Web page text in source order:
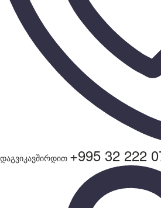
დაგვიკავშირდით +995 32 222